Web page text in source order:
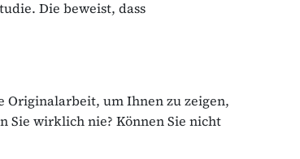
Die beweist, dass
Originalarbeit, um Ihnen zu zeigen,
Sie wirklich nie? Können Sie nicht